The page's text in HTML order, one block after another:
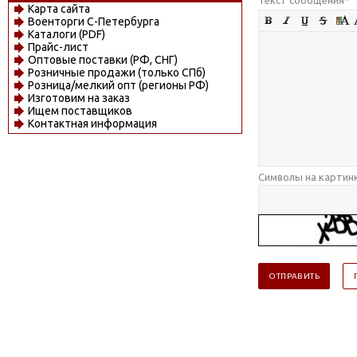
Карта сайта
Военторги С-Петербурга
Каталоги (PDF)
Прайс-лист
Оптовые поставки (РФ, СНГ)
Розничные продажи (только СПб)
Розница/мелкий опт (регионы РФ)
Изготовим на заказ
Ищем поставщиков
Контактная информация
Символы на